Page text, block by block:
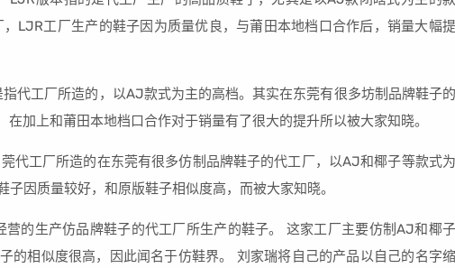
LJR工厂生产的鞋子因为质量优良，与莆田本地档口合作后，销量大幅提
代工厂所造的，以AJ款式为主的高档。其实在东莞有很多坊制品牌鞋子的
加上和莆田本地档口合作对于销量有了很大的提升所以被大家知晓。
代工厂所造的在东莞有很多仿制品牌鞋子的代工厂，以AJ和椰子等款式为
因质量较好，和原版鞋子相似度高，而被大家知晓。
的生产仿品牌鞋子的代工厂所生产的鞋子。 这家工厂主要仿制AJ和椰子
的相似度很高，因此闻名于仿鞋界。 刘家瑞将自己的产品以自己的名字缩